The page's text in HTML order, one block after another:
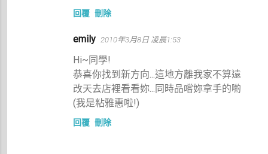
回覆 刪除
emily 2010年3月8日 凌晨1:53
Hi~同學!
恭喜你找到新方向...這地方離我家不算遠
改天去店裡看看妳...同時品嚐妳拿手的喲
(我是粘雅惠啦!)
回覆 刪除